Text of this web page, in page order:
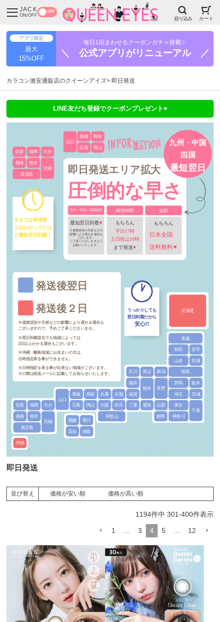
JACK
ON/OFF
OFF
絞り込み カート
アプリ限定
最大
15%OFF
毎日1回まわせるクーポンガチャ搭載✨
＼ 公式アプリがリニューアル ／
カラコン激安通販店のクイーンアイズ 即日発送
LINE友だち登録でクーポンプレゼント♥
佐賀 福岡 大分
長崎 熊本
宮崎
鹿児島
今までは発送後
２日かかってたけ
ど最短翌日到着！
山口
島根 鳥取
広島 岡山
九州・中国
四国
最短翌日
即日発送エリア拡大
圧倒的な早さ
九州・中国・四国地方
最短翌日到着♥
※道路状況や天候などの
影響により遅れる場合も
ございます。
ご了承くださいますよう
お願いいたします。
締切時間
もちろん
平日17時
土日祝は16時
まで発送♥
送料
もちろん
日本全国
送料無料♥
発送後翌日
発送後２日
※道路状況や天候などの影響により遅れる場合も
ございますので、予めご了承くださいませ。
※翌日到着該当でも地域によっては
2日以上かかる場合もございます。
※沖縄・離島地域にお住まいの方は、
日時指定承る事ができません。
※日時指定を承る事が出来ない地域がございます。
その際は発送メールに記載してお知らせいたします。
うっかりしても
翌日到着だから
安心!!
北海道
青森
秋田 岩手
山形 宮城
福島
群馬 栃木
埼玉 茨城
東京
千葉
神奈川
石川 富山 新潟
福井
岐阜
長野
滋賀
三重 愛知 山梨
静岡
山口
島根 鳥取 兵庫 京都
広島 岡山 大阪 奈良
和歌山
愛媛 香川
高知 徳島
佐賀 福岡 大分
長崎
熊本
宮崎
鹿児島
沖縄
即日発送
並び替え 価格が安い順 価格が高い順
1194件中 301-400件表示
1 3 4 5 12